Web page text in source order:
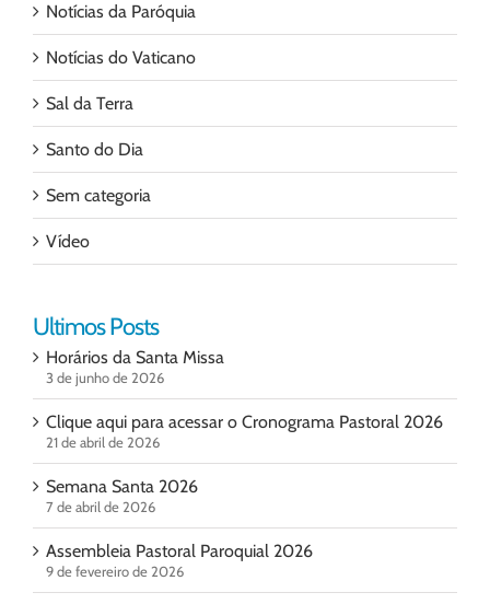
Notícias da Paróquia
Notícias do Vaticano
Sal da Terra
Santo do Dia
Sem categoria
Vídeo
Ultimos Posts
Horários da Santa Missa
3 de junho de 2026
Clique aqui para acessar o Cronograma Pastoral 2026
21 de abril de 2026
Semana Santa 2026
7 de abril de 2026
Assembleia Pastoral Paroquial 2026
9 de fevereiro de 2026